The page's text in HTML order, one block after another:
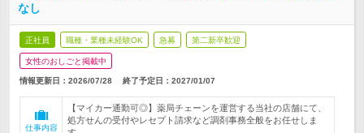
なし
正社員 職種・業種未経験OK 急募 第二新卒歓迎
女性のおしごと掲載中
情報更新日：2026/07/28 終了予定日： 2027/01/07
仕事内容
【マイカー通勤可◎】薬局チェーンを運営する当社の店舗にて、
処方せんの受付やレセプト請求など調剤事務全般をお任せしま